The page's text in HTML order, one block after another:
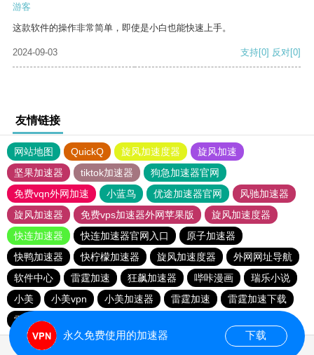
游客
这款软件的操作非常简单，即使是小白也能快速上手。
2024-09-03 支持[0] 反对[0]
友情链接
网站地图 QuickQ 旋风加速度器
旋风加速
坚果加速器
tiktok加速器
狗急加速器官网
免费vqn外网加速
小蓝鸟 优途加速器官网
风驰加速器
旋风加速器
免费vps加速器外网苹果版
旋风加速度器
快连加速器
快连加速器官网入口
原子加速器
快鸭加速器
快柠檬加速器 旋风加速度器
外网网址导航
软件中心
雷霆加速 狂飙加速器 哔咔漫画
瑞乐小说
小美
小美vpn 小美加速器 雷霆加速
雷霆加速下载
雷霆加速版ins
永久免费使用的加速器 下载